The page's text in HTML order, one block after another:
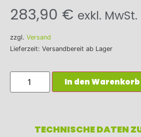
283,90 € exkl. MwSt.
zzgl. Versand
Lieferzeit: Versandbereit ab Lager
In den Warenkorb
TECHNISCHE DATEN